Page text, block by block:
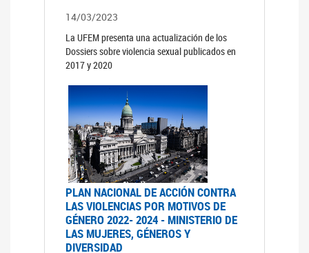
14/03/2023
La UFEM presenta una actualización de los
Dossiers sobre violencia sexual publicados en
2017 y 2020
PLAN NACIONAL DE ACCIÓN CONTRA
LAS VIOLENCIAS POR MOTIVOS DE
GÉNERO 2022- 2024 - MINISTERIO DE
LAS MUJERES, GÉNEROS Y
DIVERSIDAD